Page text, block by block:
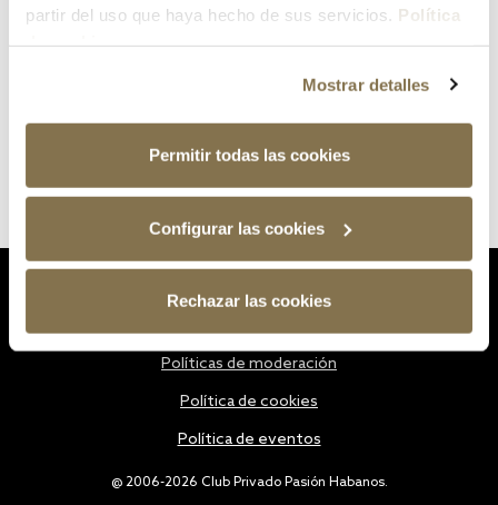
partir del uso que haya hecho de sus servicios. Política
Mostrar detalles
Permitir todas las cookies
Configurar las cookies
Rechazar las cookies
@ 2006-2026 Club Privado Pasión Habanos.
Políticas de moderación
Política de cookies
Política de eventos